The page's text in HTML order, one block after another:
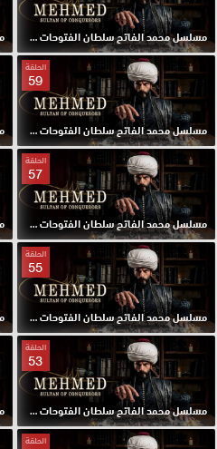
مسلسل محمد الفاتح سلطان الفتوحات مترجم الحلقة 61 HD
الحلقة
59
مسلسل محمد الفاتح سلطان الفتوحات مترجم الحلقة 59 HD
الحلقة
57
مسلسل محمد الفاتح سلطان الفتوحات مترجم الحلقة 57 HD
الحلقة
55
مسلسل محمد الفاتح سلطان الفتوحات مترجم الحلقة 55 HD
الحلقة
53
مسلسل محمد الفاتح سلطان الفتوحات مترجم الحلقة 53 HD
الحلقة